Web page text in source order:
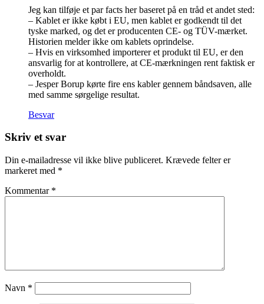
Jeg kan tilføje et par facts her baseret på en tråd et andet sted:
– Kablet er ikke købt i EU, men kablet er godkendt til det
tyske marked, og det er producenten CE- og TÜV-mærket.
Historien melder ikke om kablets oprindelse.
– Hvis en virksomhed importerer et produkt til EU, er den
ansvarlig for at kontrollere, at CE-mærkningen rent faktisk er
overholdt.
– Jesper Borup kørte fire ens kabler gennem båndsaven, alle
med samme sørgelige resultat.
Besvar
Skriv et svar
Din e-mailadresse vil ikke blive publiceret. Krævede felter er
markeret med *
Kommentar *
Navn *